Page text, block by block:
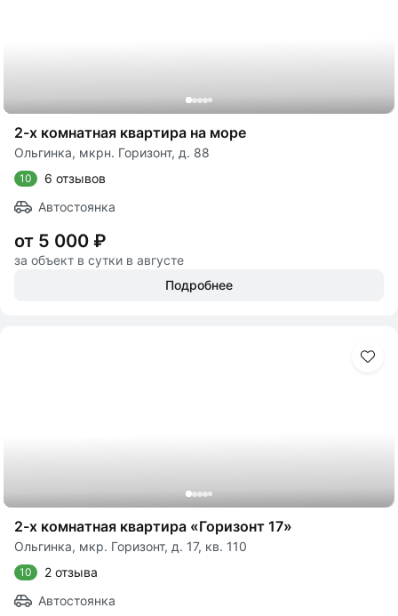
2-х комнатная квартира на море
Ольгинка, мкрн. Горизонт, д. 88
10
6 отзывов
Автостоянка
от 5 000 ₽
за объект в сутки в августе
Подробнее
2-х комнатная квартира «Горизонт 17»
Ольгинка, мкр. Горизонт, д. 17, кв. 110
10
2 отзыва
Автостоянка